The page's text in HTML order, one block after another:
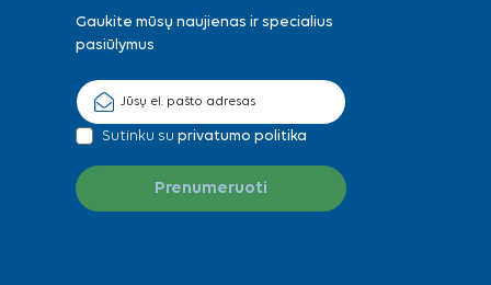
Gaukite mūsų naujienas ir specialius
pasiūlymus
Sutinku su privatumo politika